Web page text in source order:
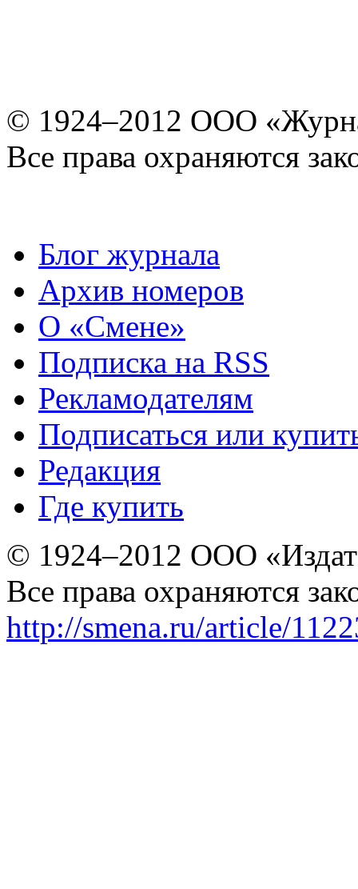
© 1924–2012 ООО
Все права охраняются
Блог журнала
Архив номеров
О «Смене»
Подписка на RSS
Рекламодателям
Подписаться или
Редакция
Где купить
© 1924–2012 ООО
Все права охраняются
http://smena.ru/article/